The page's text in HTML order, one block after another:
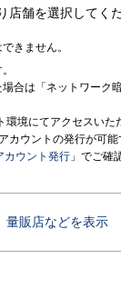
舗を選択してくだ
きません。
合は「ネットワー
環境にてアクセスい
カウントの発行が可能
カウント発行 」でご確
量販店などを表示